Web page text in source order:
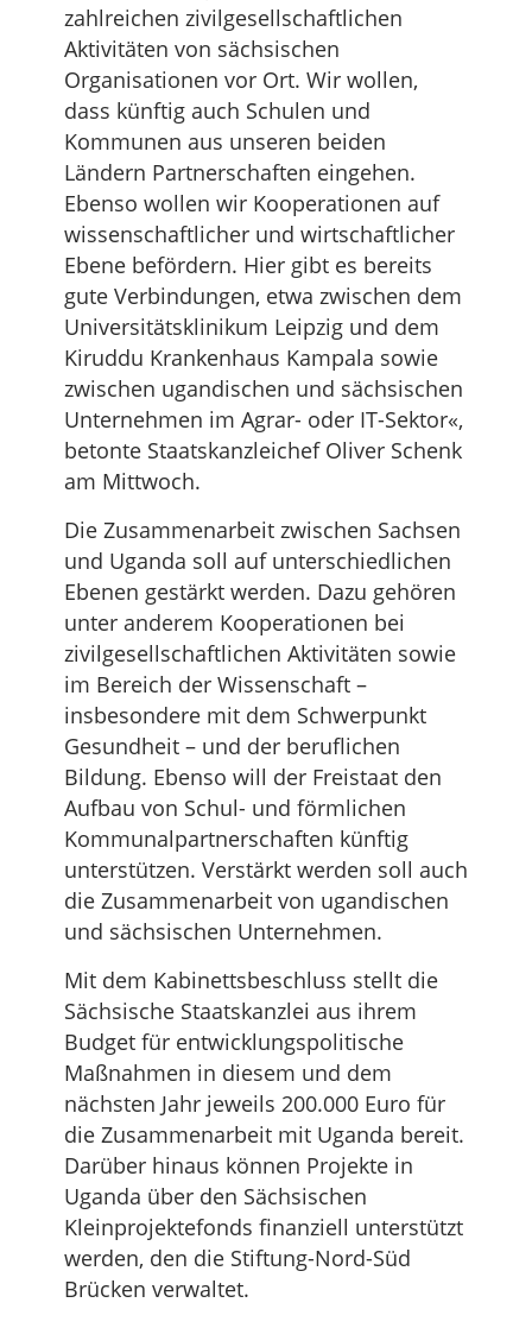
zahlreichen zivilgesellschaftlichen
Aktivitäten von sächsischen
Organisationen vor Ort. Wir wollen,
dass künftig auch Schulen und
Kommunen aus unseren beiden
Ländern Partnerschaften eingehen.
Ebenso wollen wir Kooperationen auf
wissenschaftlicher und wirtschaftlicher
Ebene befördern. Hier gibt es bereits
gute Verbindungen, etwa zwischen dem
Universitätsklinikum Leipzig und dem
Kiruddu Krankenhaus Kampala sowie
zwischen ugandischen und sächsischen
Unternehmen im Agrar- oder IT-Sektor«,
betonte Staatskanzleichef Oliver Schenk
am Mittwoch.
Die Zusammenarbeit zwischen Sachsen
und Uganda soll auf unterschiedlichen
Ebenen gestärkt werden. Dazu gehören
unter anderem Kooperationen bei
zivilgesellschaftlichen Aktivitäten sowie
im Bereich der Wissenschaft –
insbesondere mit dem Schwerpunkt
Gesundheit – und der beruflichen
Bildung. Ebenso will der Freistaat den
Aufbau von Schul- und förmlichen
Kommunalpartnerschaften künftig
unterstützen. Verstärkt werden soll auch
die Zusammenarbeit von ugandischen
und sächsischen Unternehmen.
Mit dem Kabinettsbeschluss stellt die
Sächsische Staatskanzlei aus ihrem
Budget für entwicklungspolitische
Maßnahmen in diesem und dem
nächsten Jahr jeweils 200.000 Euro für
die Zusammenarbeit mit Uganda bereit.
Darüber hinaus können Projekte in
Uganda über den Sächsischen
Kleinprojektefonds finanziell unterstützt
werden, den die Stiftung-Nord-Süd
Brücken verwaltet.